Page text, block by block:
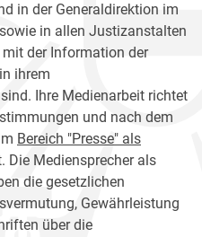
in der Generaldirektion im
in allen Justizanstalten
der Information der
ihrem
Ihre Medienarbeit richtet
und nach dem
Bereich "Presse" als
Die Mediensprecher als
die gesetzlichen
Gewährleistung
über die